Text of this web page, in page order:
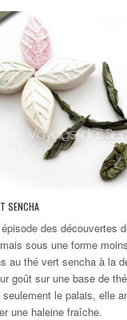
SENCHA
des découvertes
sous une forme
au thé vert sencha à la
goût sur une base de
le palais, elle
une haleine fraîche.